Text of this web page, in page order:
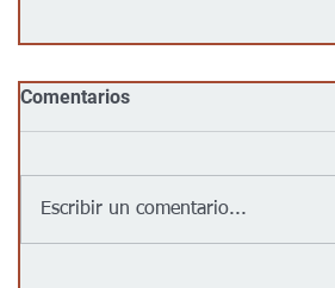
Comentarios
Escribir un comentario...